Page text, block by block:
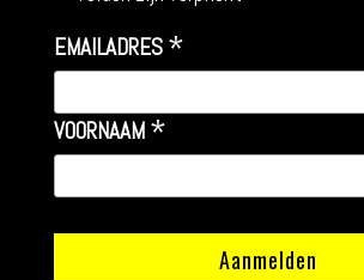
EMAILADRES *
VOORNAAM *